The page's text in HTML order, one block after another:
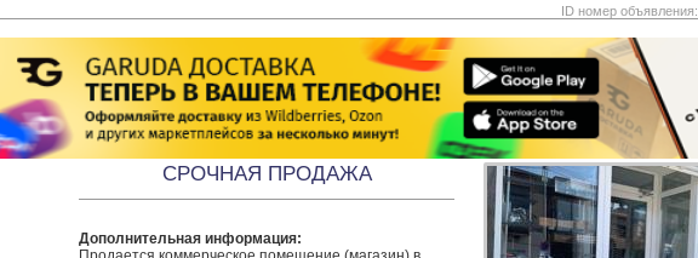
ID номер объявления:
СРОЧНАЯ ПРОДАЖА
Дополнительная информация: